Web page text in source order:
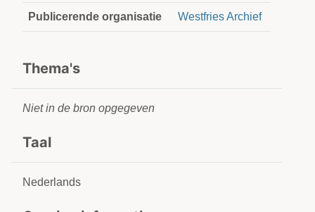
Publicerende organisatie Westfries Archief
Thema's
Niet in de bron opgegeven
Taal
Nederlands